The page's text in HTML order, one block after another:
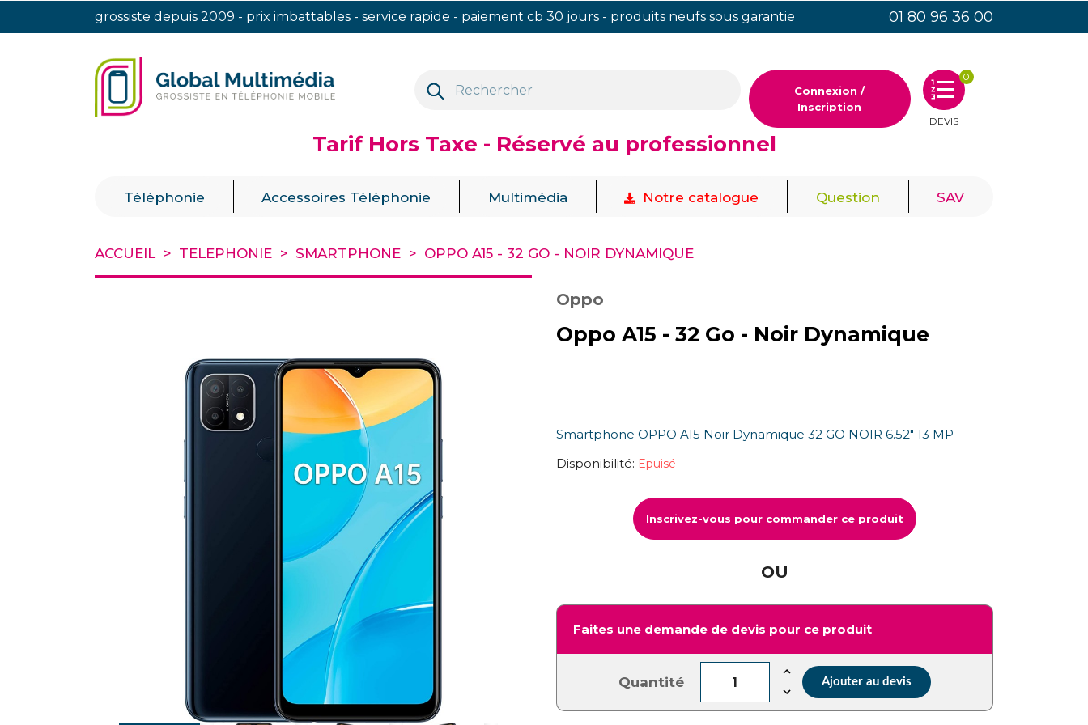
grossiste depuis 2009 - prix imbattables - service rapide - paiement cb 30 jours - produits neufs sous garantie 01 80 96 36 00
Connexion /
Inscription
0
DEVIS
Tarif Hors Taxe - Réservé au professionnel
Téléphonie Accessoires Téléphonie Multimédia Notre catalogue Question SAV
ACCUEIL TELEPHONIE SMARTPHONE OPPO A15 - 32 GO - NOIR DYNAMIQUE
Oppo
Oppo A15 - 32 Go - Noir Dynamique
Smartphone OPPO A15 Noir Dynamique 32 GO NOIR 6.52" 13 MP
Disponibilité: Epuisé
Inscrivez-vous pour commander ce produit
OU
Faites une demande de devis pour ce produit
Quantité Ajouter au devis